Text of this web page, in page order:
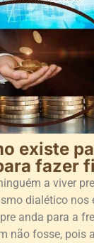
existe
fazer
a viver
dialético nos
anda para a
não fosse, pois